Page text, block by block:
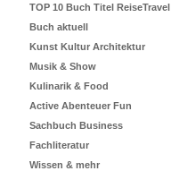
TOP 10 Buch Titel ReiseTravel
Buch aktuell
Kunst Kultur Architektur
Musik & Show
Kulinarik & Food
Active Abenteuer Fun
Sachbuch Business
Fachliteratur
Wissen & mehr